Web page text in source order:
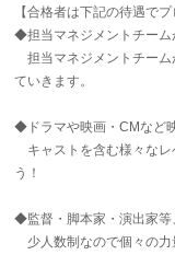
【合格者は下記の待遇で
◆担当マネジメントチーム
担当マネジメントチーム
ていきます。
◆ドラマや映画・CMなど
キャストを含む様々なレ
う！
◆監督・脚本家・演出家等
少人数制なので個々の力